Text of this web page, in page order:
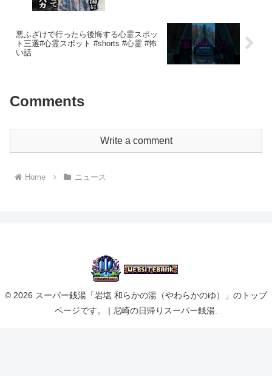
悪ふざけで行ったら後悔する心霊スポッ
ト三選#心霊スポット #shorts #心霊 #怖
い話
Comments
Write a comment
Home ニュース
© 2026 スーパー銭湯「岩塩 和らかの湯（やわらかのゆ）」のトップ
ページです。 | 尼崎の日帰りスーパー銭湯.